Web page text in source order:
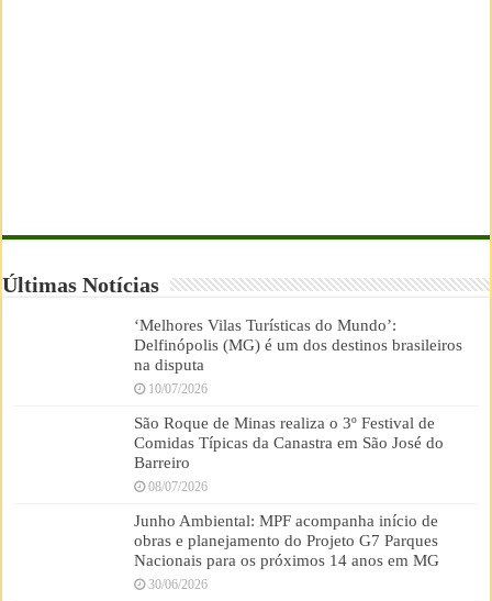
Últimas Notícias
‘Melhores Vilas Turísticas do Mundo’:
Delfinópolis (MG) é um dos destinos brasileiros
na disputa
10/07/2026
São Roque de Minas realiza o 3º Festival de
Comidas Típicas da Canastra em São José do
Barreiro
08/07/2026
Junho Ambiental: MPF acompanha início de
obras e planejamento do Projeto G7 Parques
Nacionais para os próximos 14 anos em MG
30/06/2026